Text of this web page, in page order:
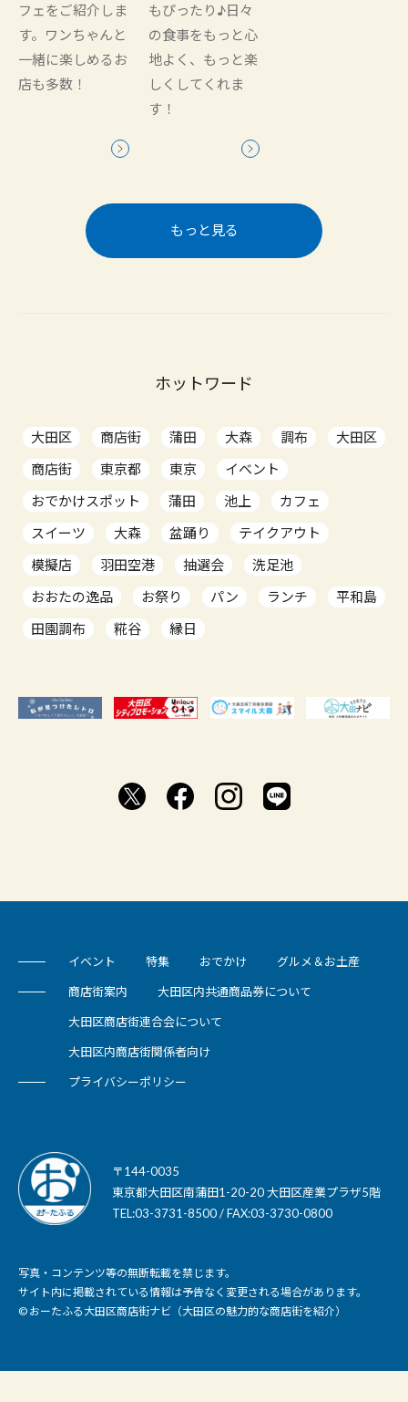
フェをご紹介しま
す。ワンちゃんと
一緒に楽しめるお
店も多数！
もぴったり♪日々
の食事をもっと心
地よく、もっと楽
しくしてくれま
す！
もっと見る
ホットワード
大田区 商店街 蒲田 大森 調布
大田区
商店街
東京都 東京
イベント
おでかけスポット
蒲田 池上
カフェ
スイーツ
大森 盆踊り
テイクアウト
模擬店
羽田空港 抽選会
洗足池
おおたの逸品
お祭り パン ランチ
平和島
田園調布
糀谷 縁日
イベント 特集 おでかけ グルメ＆お土産
商店街案内 大田区内共通商品券について
大田区商店街連合会について
大田区内商店街関係者向け
プライバシーポリシー
〒144-0035
東京都大田区南蒲田1-20-20 大田区産業プラザ5階
TEL:03-3731-8500 / FAX:03-3730-0800
写真・コンテンツ等の無断転載を禁じます。
サイト内に掲載されている情報は予告なく変更される場合があります。
© おーたふる大田区商店街ナビ（大田区の魅力的な商店街を紹介）